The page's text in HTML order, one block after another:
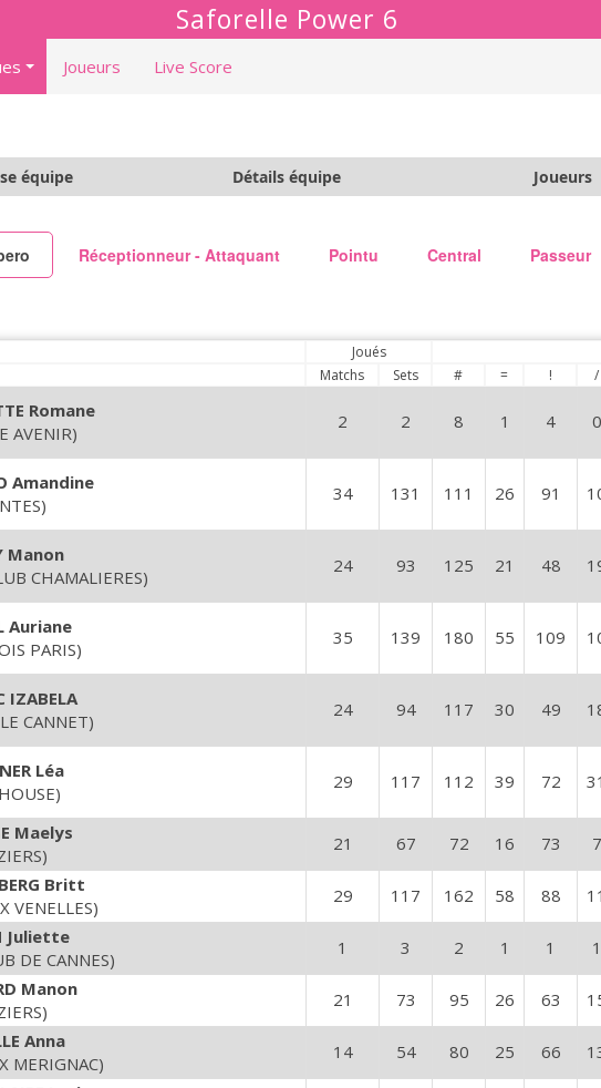
Saforelle Power 6
Joueurs Live Score
équipe Détails équipe Joueurs
Réceptionneur - Attaquant Pointu Central Passeur
Joués
Matchs
Sets # = ! /
Romane
AVENIR)
2 2 8 1 4 0
Amandine
34 131 111 26 91
Manon
CHAMALIERES)
24 93 125 21 48
Auriane
PARIS)
35 139 180 55 109
IZABELA
CANNET)
24 94 117 30 49
Léa
29 117 112 39 72 31
Maelys
21 67 72 16 73 7
Britt
VENELLES)
29 117 162 58 88 11
Juliette
DE CANNES)
1 3 2 1 1 1
Manon
21 73 95 26 63
Anna
MERIGNAC)
14 54 80 25 66